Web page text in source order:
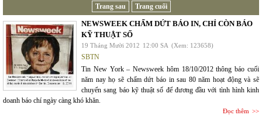
Trang sau
Trang cuối
NEWSWEEK CHẤM DỨT BÁO IN, CHỈ CÒN BÁO
KỸ THUẬT SỐ
19 Tháng Mười 2012 12:00 SA (Xem: 123658)
SBTN
Tin New York – Newsweek hôm 18/10/2012 thông báo cuối
năm nay họ sẽ chấm dứt báo in sau 80 năm hoạt động và sẽ
chuyển sang báo kỹ thuật số để đương đầu với tình hình kinh
doanh báo chí ngày càng khó khăn.
Đọc thêm